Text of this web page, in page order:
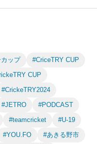
ップ
#CriceTRY CUP
CUP
#CrickeTRY2024
#JETRO
#PODCAST
#teamcricket
#U-19
#YOU.FO
#あきる野市